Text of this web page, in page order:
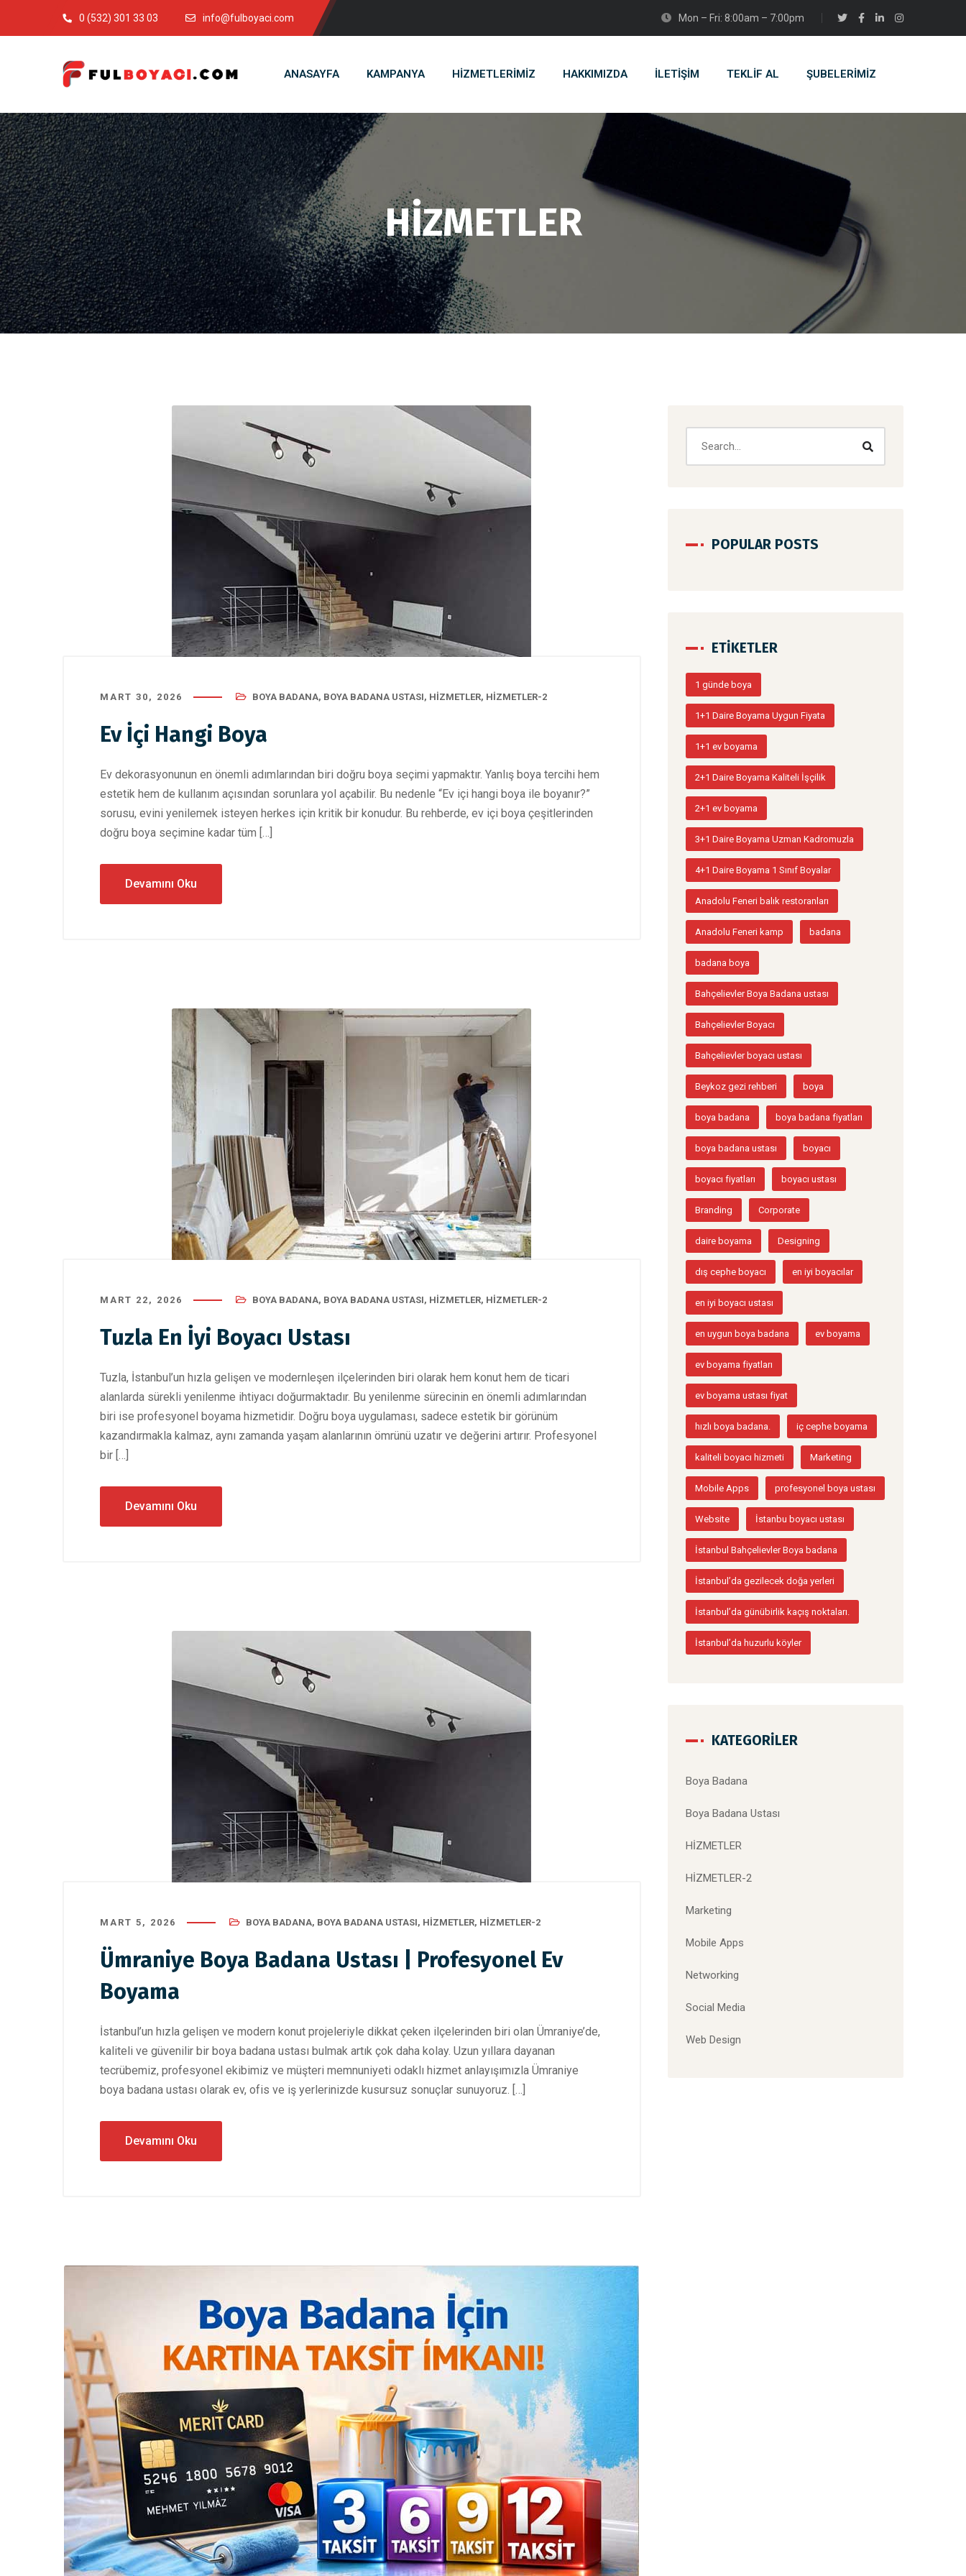
0 (532) 301 33 03 info@fulboyaci.com Mon – Fri: 8:00am – 7:00pm
ANASAYFA KAMPANYA HİZMETLERİMİZ HAKKIMIZDA İLETİŞİM TEKLİF AL ŞUBELERIMIZ
HİZMETLER
MART 30, 2026 BOYA BADANA, BOYA BADANA USTASI, HİZMETLER, HİZMETLER-2
Ev İçi Hangi Boya
Ev dekorasyonunun en önemli adımlarından biri doğru boya seçimi yapmaktır. Yanlış boya tercihi hem
estetik hem de kullanım açısından sorunlara yol açabilir. Bu nedenle “Ev içi hangi boya ile boyanır?”
sorusu, evini yenilemek isteyen herkes için kritik bir konudur. Bu rehberde, ev içi boya çeşitlerinden
doğru boya seçimine kadar tüm […]
Devamını Oku
MART 22, 2026 BOYA BADANA, BOYA BADANA USTASI, HİZMETLER, HİZMETLER-2
Tuzla En İyi Boyacı Ustası
Tuzla, İstanbul’un hızla gelişen ve modernleşen ilçelerinden biri olarak hem konut hem de ticari
alanlarda sürekli yenilenme ihtiyacı doğurmaktadır. Bu yenilenme sürecinin en önemli adımlarından
biri ise profesyonel boyama hizmetidir. Doğru boya uygulaması, sadece estetik bir görünüm
kazandırmakla kalmaz, aynı zamanda yaşam alanlarının ömrünü uzatır ve değerini artırır. Profesyonel
bir […]
Devamını Oku
MART 5, 2026 BOYA BADANA, BOYA BADANA USTASI, HİZMETLER, HİZMETLER-2
Ümraniye Boya Badana Ustası | Profesyonel Ev
Boyama
İstanbul’un hızla gelişen ve modern konut projeleriyle dikkat çeken ilçelerinden biri olan Ümraniye’de,
kaliteli ve güvenilir bir boya badana ustası bulmak artık çok daha kolay. Uzun yıllara dayanan
tecrübemiz, profesyonel ekibimiz ve müşteri memnuniyeti odaklı hizmet anlayışımızla Ümraniye
boya badana ustası olarak ev, ofis ve iş yerlerinizde kusursuz sonuçlar sunuyoruz. […]
Devamını Oku
POPULAR POSTS
ETIKETLER
1 günde boya
1+1 Daire Boyama Uygun Fiyata
1+1 ev boyama
2+1 Daire Boyama Kaliteli İşçilik
2+1 ev boyama
3+1 Daire Boyama Uzman Kadromuzla
4+1 Daire Boyama 1 Sınıf Boyalar
Anadolu Feneri balık restoranları
Anadolu Feneri kamp badana
badana boya
Bahçelievler Boya Badana ustası
Bahçelievler Boyacı
Bahçelievler boyacı ustası
Beykoz gezi rehberi boya
boya badana boya badana fiyatları
boya badana ustası boyacı
boyacı fiyatları boyacı ustası
Branding Corporate
daire boyama Designing
dış cephe boyacı en iyi boyacılar
en iyi boyacı ustası
en uygun boya badana ev boyama
ev boyama fiyatları
ev boyama ustası fiyat
hızlı boya badana. iç cephe boyama
kaliteli boyacı hizmeti Marketing
Mobile Apps profesyonel boya ustası
Website İstanbu boyacı ustası
İstanbul Bahçelievler Boya badana
İstanbul’da gezilecek doğa yerleri
İstanbul’da günübirlik kaçış noktaları.
İstanbul’da huzurlu köyler
KATEGORILER
Boya Badana
Boya Badana Ustası
HİZMETLER
HİZMETLER-2
Marketing
Mobile Apps
Networking
Social Media
Web Design